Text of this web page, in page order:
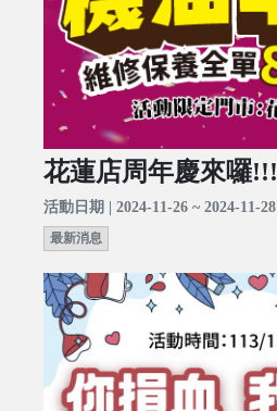
花蓮店周年慶來囉!!!
活動日期 | 2024-11-26 ~ 2024-11-28
最新消息